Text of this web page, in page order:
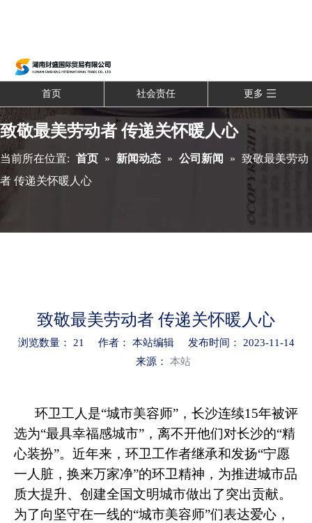
首页 社会责任 更多
致敬最美劳动者 传递关怀暖人心
当前所在位置: 首页 » 新闻动态 » 公司新闻 » 致敬最美劳动
者 传递关怀暖人心
致敬最美劳动者 传递关怀暖人心
浏览数量： 21
作者： 本站编辑 发布时间： 2023-11-14
来源： 本站
环卫工人是“城市美容师”，长沙连续15年被评
选为“最具幸福感城市”，离不开他们对长沙的“精
心装扮”。近年来，环卫工作者继承和发扬“宁愿
一人脏，换来万家净”的环卫精神，为推进城市品
质大提升、创建全国文明城市做出了突出贡献。
为了向坚守在一线的“城市美容师”们表达爱心，